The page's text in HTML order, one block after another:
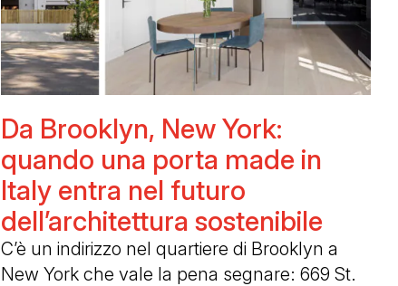
Da Brooklyn, New York:
quando una porta made in
Italy entra nel futuro
dell’architettura sostenibile
C’è un indirizzo nel quartiere di Brooklyn a
New York che vale la pena segnare: 669 St.